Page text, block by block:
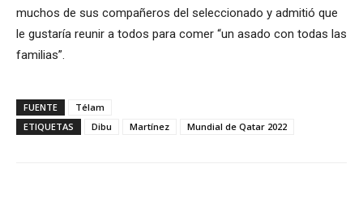
muchos de sus compañeros del seleccionado y admitió que
le gustaría reunir a todos para comer “un asado con todas las
familias”.
FUENTE
Télam
ETIQUETAS
Dibu Martínez Mundial de Qatar 2022